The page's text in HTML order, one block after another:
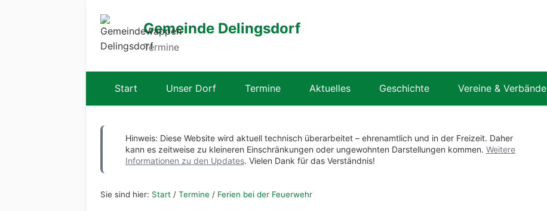
Gemeinde Delingsdorf
Termine
Start Unser Dorf Termine Aktuelles Geschichte Vereine & Verbände
Hinweis: Diese Website wird aktuell technisch überarbeitet – ehrenamtlich und in der Freizeit. Daher
kann es zeitweise zu kleineren Einschränkungen oder ungewohnten Darstellungen kommen. Weitere
Informationen zu den Updates. Vielen Dank für das Verständnis!
Sie sind hier: Start / Termine / Ferien bei der Feuerwehr